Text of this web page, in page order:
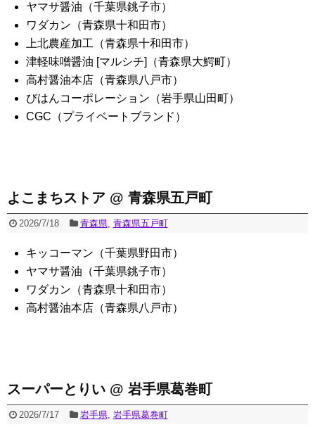
ヤマサ醤油（千葉県銚子市）
ワダカン（青森県十和田市）
上北農産加工（青森県十和田市）
津軽味噌醤油 [マルシチ]（青森県大鰐町）
高村醤油本店（青森県八戸市）
びはんコーポレーション（岩手県山田町）
CGC（プライベートブランド）
よこまちストア @ 青森県五戸町
2026/7/18 青森県, 青森県五戸町
キッコーマン（千葉県野田市）
ヤマサ醤油（千葉県銚子市）
ワダカン（青森県十和田市）
高村醤油本店（青森県八戸市）
スーパーとりい @ 岩手県葛巻町
2026/7/17 岩手県, 岩手県葛巻町